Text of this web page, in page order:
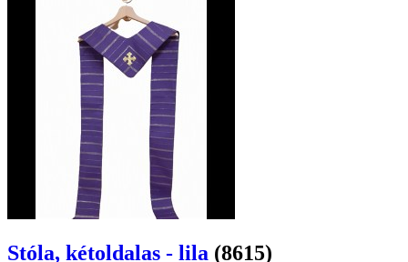
Stóla, kétoldalas - lila (8615)